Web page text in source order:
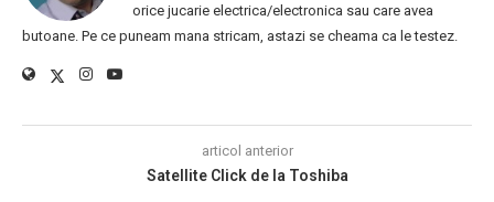
orice jucarie electrica/electronica sau care avea
butoane. Pe ce puneam mana stricam, astazi se cheama ca le testez.
articol anterior
Satellite Click de la Toshiba